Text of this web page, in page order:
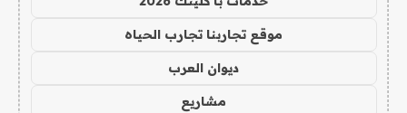
موقع تجاربنا تجارب الحياه
ديوان العرب
مشاريع